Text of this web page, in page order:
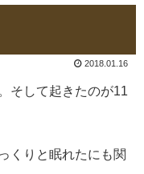
2018.01.16
そして起きたのが11
くりと眠れたにも関